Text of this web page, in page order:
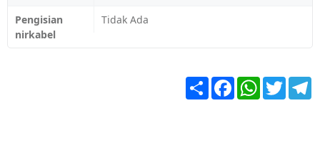
Pengisian
nirkabel
Tidak Ada
Share FacebookWhatsApp
Twitter